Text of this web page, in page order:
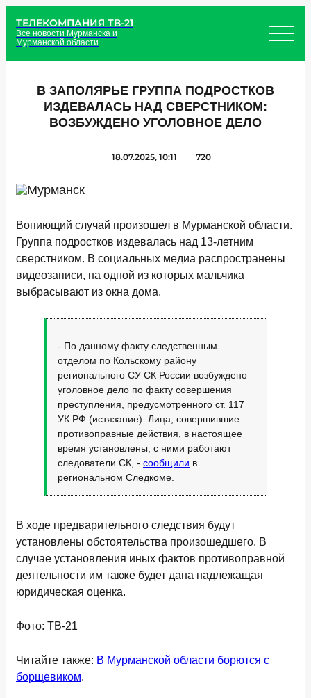
ТЕЛЕКОМПАНИЯ ТВ-21
Все новости Мурманска и
Мурманской области
В ЗАПОЛЯРЬЕ ГРУППА ПОДРОСТКОВ
ИЗДЕВАЛАСЬ НАД СВЕРСТНИКОМ:
ВОЗБУЖДЕНО УГОЛОВНОЕ ДЕЛО
18.07.2025, 10:11 720
Вопиющий случай произошел в Мурманской области.
Группа подростков издевалась над 13-летним
сверстником. В социальных медиа распространены
видеозаписи, на одной из которых мальчика
выбрасывают из окна дома.
- По данному факту следственным
отделом по Кольскому району
регионального СУ СК России возбуждено
уголовное дело по факту совершения
преступления, предусмотренного ст. 117
УК РФ (истязание). Лица, совершившие
противоправные действия, в настоящее
время установлены, с ними работают
следователи СК, - сообщили в
региональном Следкоме.
В ходе предварительного следствия будут
установлены обстоятельства произошедшего. В
случае установления иных фактов противоправной
деятельности им также будет дана надлежащая
юридическая оценка.
Фото: ТВ-21
Читайте также: В Мурманской области борются с
борщевиком.